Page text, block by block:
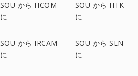
SOU から HCOM
に
SOU から HTK
に
SOU から IRCAM
に
SOU から SLN
に